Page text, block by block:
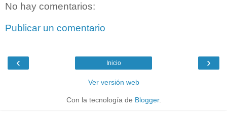
No hay comentarios:
Publicar un comentario
‹ ›
Inicio
Ver versión web
Con la tecnología de Blogger.